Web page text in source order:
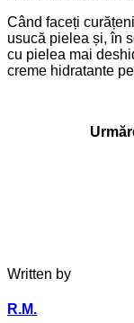
Când faceți
usucă pielea și, în
cu pielea mai
creme hidratante
Written by
R.M.